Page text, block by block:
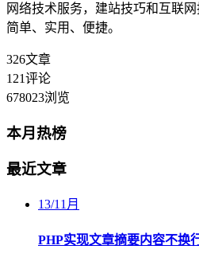
网络技术服务，建站技巧和互联
简单、实用、便捷。
326文章
121评论
678023浏览
本月热榜
最近文章
13/11月
PHP实现文章摘要内容不换